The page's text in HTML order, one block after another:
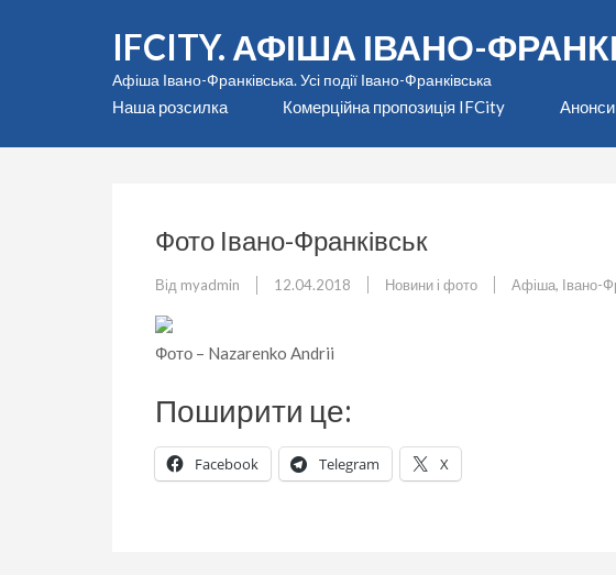
IFCITY. АФІША ІВАНО-
Афіша Івано-Франківська. Усі події Івано-Франківська
Наша розсилка Комерційна пропозиція IFCity Анонси
Фото Івано-Франківськ
Від myadmin 12.04.2018 Новини і фото Афіша, Івано-
Фото – Nazarenko Andrii
Поширити це:
Facebook Telegram X